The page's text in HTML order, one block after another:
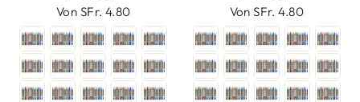
Von SFr. 4.80 Von SFr. 4.80